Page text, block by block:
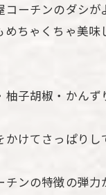
ーチンのダシが
めちゃくちゃ美味
柚子胡椒・かんず
かけてさっぱり
チンの特徴の弾